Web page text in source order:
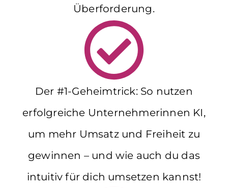
Überforderung.
Der #1-Geheimtrick: So nutzen
erfolgreiche Unternehmerinnen KI,
um mehr Umsatz und Freiheit zu
gewinnen – und wie auch du das
intuitiv für dich umsetzen kannst!